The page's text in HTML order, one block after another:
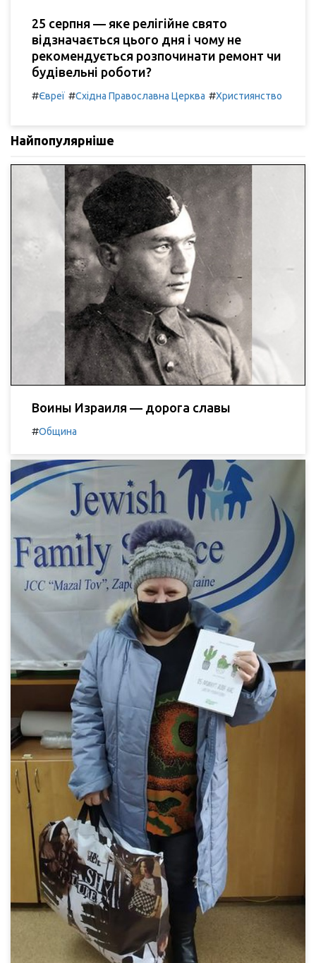
25 серпня — яке релігійне свято
відзначається цього дня і чому не
рекомендується розпочинати ремонт чи
будівельні роботи?
#Євреї #Східна Православна Церква #Християнство
Найпопулярніше
Воины Израиля — дорога славы
#Община